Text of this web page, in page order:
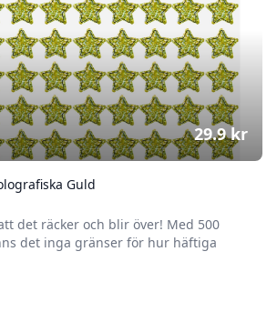
Guld
det räcker och blir över! Med 500
det inga gränser för hur häftiga
29.9kr